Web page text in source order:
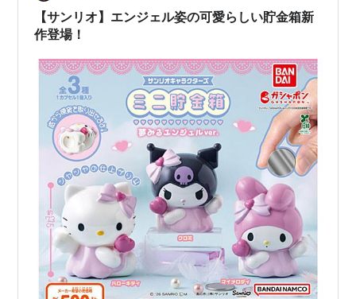
期待に胸を膨らませ、ずしりと重いプラスチック製の貯
金箱を裁ちばさみで切った。そして中身を机の上…
【サンリオ】エンジェル姿の可愛らしい貯金箱新
作登場！